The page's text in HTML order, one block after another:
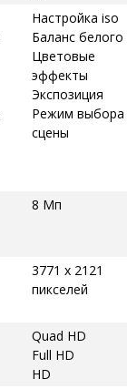
Настройка iso
Баланс белого
Цветовые
эффекты
Экспозиция
Режим выбора
сцены
8 Мп
3771 x 2121
пикселей
Quad HD
Full HD
HD